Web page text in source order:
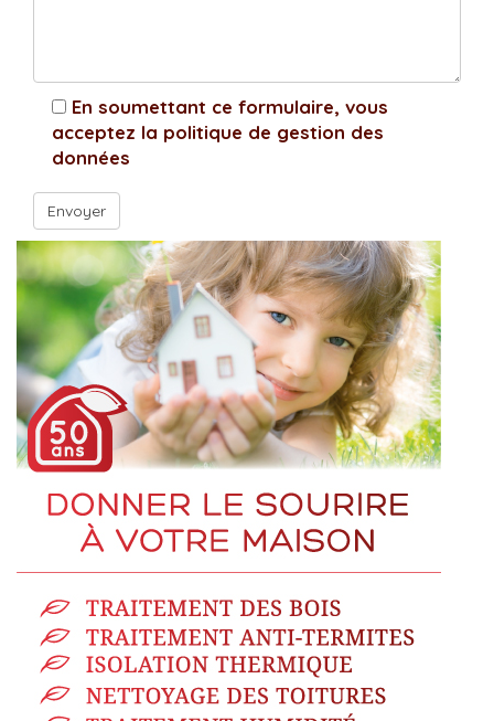
En soumettant ce formulaire, vous
acceptez la politique de gestion des
données